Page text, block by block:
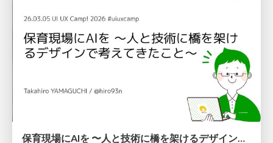
保育現場にAIを 〜人と技術に橋を架けるデザインで考えてきたこと〜 uiuxcamp2026-hoiku-ai-design